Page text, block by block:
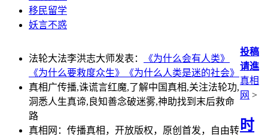
移民留学
妖言不惑
法轮大法李洪志大师发表：
《为什么会有人类》
《为什么要救度众生》
《为什么人类是迷的社会》
真相广传播,诛谎言红魔,了解中国真相,关注法轮功,
洞悉人生真谛,良知善念破迷雾,神助找到末后救命
路
真相网：传播真相，开放版权，原创首发，自由转
投稿
请進
真相
网 >
时